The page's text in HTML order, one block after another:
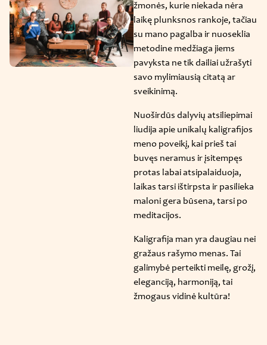
žmonės, kurie niekada nėra
laikę plunksnos rankoje, tačiau
su mano pagalba ir nuoseklia
metodine medžiaga jiems
pavyksta ne tik dailiai užrašyti
savo mylimiausią citatą ar
sveikinimą.
Nuoširdūs dalyvių atsiliepimai
liudija apie unikalų kaligrafijos
meno poveikį, kai prieš tai
buvęs neramus ir įsitempęs
protas labai atsipalaiduoja,
laikas tarsi ištirpsta ir pasilieka
maloni gera būsena, tarsi po
meditacijos.
Kaligrafija man yra daugiau nei
gražaus rašymo menas. Tai
galimybė perteikti meilę, grožį,
eleganciją, harmoniją, tai
žmogaus vidinė kultūra!